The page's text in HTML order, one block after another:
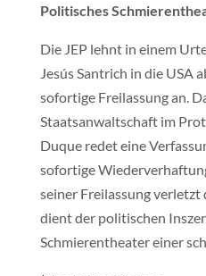
Politisches
Die JEP lehnt in einem
Jesús Santrich in die USA
sofortige Freilassung an.
Staatsanwaltschaft im
Duque redet eine
sofortige
seiner Freilassung
dient der politischen
Schmierentheater einer